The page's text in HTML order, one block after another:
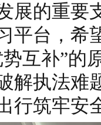
展的重要
平台，希
互补”的
解执法难
行筑牢安